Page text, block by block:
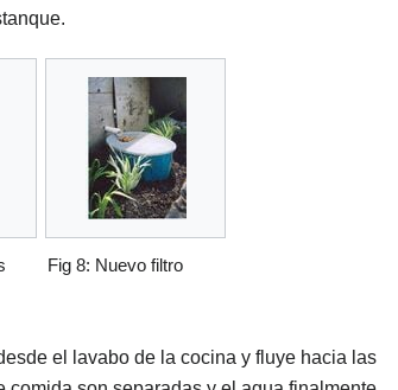
Fig 8: Nuevo filtro
el lavabo de la cocina y fluye hacia las